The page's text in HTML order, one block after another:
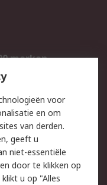
merken
veiligheid
voor
en om
van derden.
geeft u
niet-essentiële
door te klikken op
u op "Alles